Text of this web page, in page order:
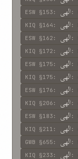
ESW §153 : الهی :
KIQ §164 : الهی :
ESW §162 : الهی :
KIQ §172 : الهی :
ESW §175 : الهی :
KIQ §175 : الهی :
ESW §176 : الهی :
KIQ §206 : الهی :
ESW §183 : الهی :
KIQ §211 : الهی :
GWB §655 : الهی :
KIQ §233 : الهی :